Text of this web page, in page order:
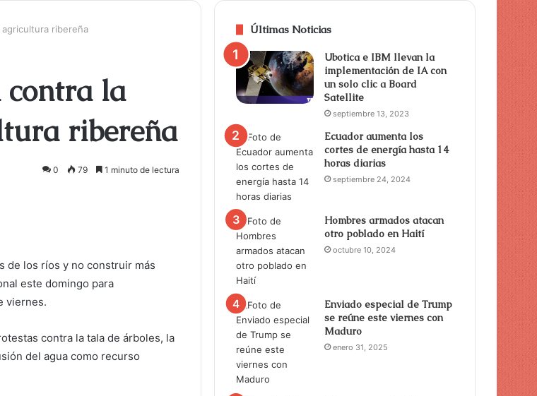
ribereña
contra la
ribereña
0 79 1 minuto de lectura
de los ríos y no construir más
este domingo para
viernes.
contra la tala de árboles, la
del agua como recurso
Últimas Noticias
Ubotica e IBM llevan la
implementación de IA con
un solo clic a Board
Satellite
septiembre 13, 2023
Ecuador aumenta los
cortes de energía hasta 14
horas diarias
septiembre 24, 2024
Hombres armados atacan
otro poblado en Haití
octubre 10, 2024
Enviado especial de Trump
se reúne este viernes con
Maduro
enero 31, 2025